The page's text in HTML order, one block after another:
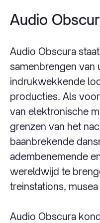
Audio
Audio Obscura
samenbrengen van
indrukwekkende
producties. Als
van elektronische
grenzen van het
baanbrekende
adembenemende
wereldwijd te
treinstations, musea
Audio Obscura